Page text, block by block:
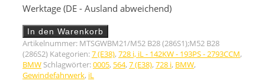
Werktage (DE - Ausland abweichend)
Gewindefahrwerk
für
BMW
7
(E38)
In den Warenkorb
Artikelnummer: MTSGWBM21/M52 B28 (286S1);M52 B28
(286S2) Kategorien:7 (E38), 728 i, iL - 142KW - 193PS - 2793CCM,
BMW Schlagwörter:0005, 564, 7 (E38), 728 i, BMW,
Gewindefahrwerk, iL